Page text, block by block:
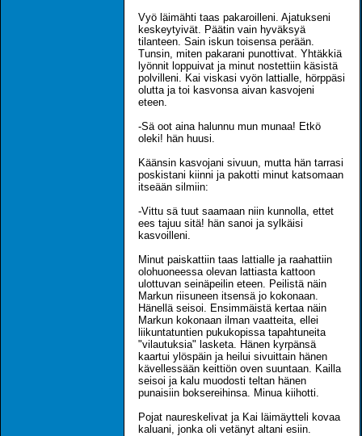
Vyö läimähti taas pakaroilleni. Ajatukseni
keskeytyivät. Päätin vain hyväksyä
tilanteen. Sain iskun toisensa perään.
Tunsin, miten pakarani punottivat. Yhtäkkiä
lyönnit loppuivat ja minut nostettiin käsistä
polvilleni. Kai viskasi vyön lattialle, hörppäsi
olutta ja toi kasvonsa aivan kasvojeni
eteen.
-Sä oot aina halunnu mun munaa! Etkö
oleki! hän huusi.
Käänsin kasvojani sivuun, mutta hän tarrasi
poskistani kiinni ja pakotti minut katsomaan
itseään silmiin:
-Vittu sä tuut saamaan niin kunnolla, ettet
ees tajuu sitä! hän sanoi ja sylkäisi
kasvoilleni.
Minut paiskattiin taas lattialle ja raahattiin
olohuoneessa olevan lattiasta kattoon
ulottuvan seinäpeilin eteen. Peilistä näin
Markun riisuneen itsensä jo kokonaan.
Hänellä seisoi. Ensimmäistä kertaa näin
Markun kokonaan ilman vaatteita, ellei
liikuntatuntien pukukopissa tapahtuneita
"vilautuksia" lasketa. Hänen kyrpänsä
kaartui ylöspäin ja heilui sivuittain hänen
kävellessään keittiön oven suuntaan. Kailla
seisoi ja kalu muodosti teltan hänen
punaisiin boksereihinsa. Minua kiihotti.
Pojat naureskelivat ja Kai läimäytteli kovaa
kaluani, jonka oli vetänyt altani esiin.